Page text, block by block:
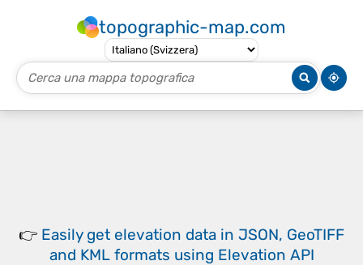
topographic-map.com
👉 Easily get elevation data in JSON, GeoTIFF
and KML formats using Elevation API